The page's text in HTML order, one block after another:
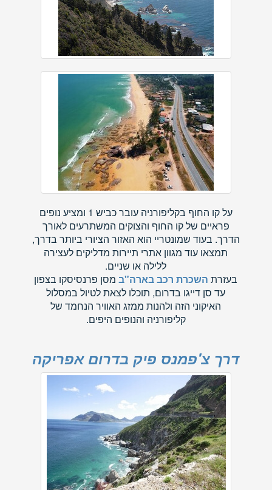
על קו החוף בקליפורניה עובר כביש 1 ומציע נופים
פראיים של קו החוף והצוקים המשתרעים לאורך
הדרך. בעוד שמונטריי הוא האזור הציורי ביותר בדרך,
תמצאו עוד מגוון אתרי תיירות מדליקים לעצירה
ללילה או שניים.
בעזרת השכרת רכב בארה"במסן פרנסיסקו בצפון
עד סן דייגו בדרום, תוכלו לצאת לטיול במסלול
האיקוני הזה ולהנות ממזג האוויר הנחמד של
קליפורניה והנופים היפים.
דרך צ'פמנס פיק בדרום אפריקה